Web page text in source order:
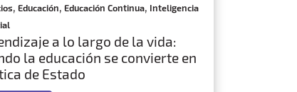
, Educación, Educación Continua, Inteligencia
a lo largo de la vida:
la educación se convierte en
de Estado